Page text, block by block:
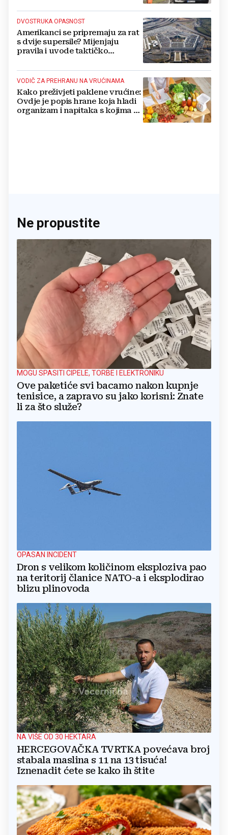
DVOSTRUKA OPASNOST
Amerikanci se pripremaju za rat
s dvije supersile? Mijenjaju
pravila i uvode taktičko
VODIČ ZA PREHRANU NA VRUĆINAMA
Kako preživjeti paklene vrućine:
Ovdje je popis hrane koja hladi
organizam i napitaka s kojima si
Ne propustite
MOGU SPASITI CIPELE, TORBE I ELEKTRONIKU
Ove paketiće svi bacamo nakon kupnje
tenisice, a zapravo su jako korisni: Znate
li za što služe?
OPASAN INCIDENT
Dron s velikom količinom eksploziva pao
na teritorij članice NATO-a i eksplodirao
blizu plinovoda
NA VIŠE OD 30 HEKTARA
HERCEGOVAČKA TVRTKA povećava broj
stabala maslina s 11 na 13 tisuća!
Iznenadit ćete se kako ih štite